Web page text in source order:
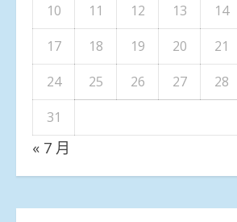
10
11 12 13 14
17
18 19 20 21
24
25 26 27 28
31
« 7 月